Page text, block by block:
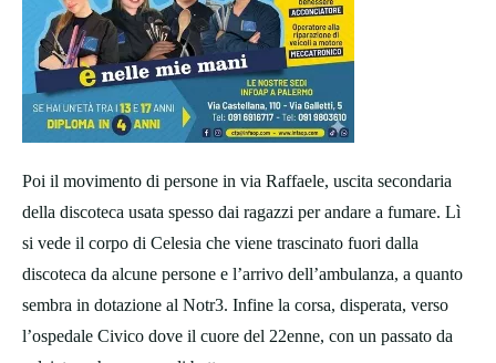
Poi il movimento di persone in via Raffaele, uscita secondaria
della discoteca usata spesso dai ragazzi per andare a fumare. Lì
si vede il corpo di Celesia che viene trascinato fuori dalla
discoteca da alcune persone e l’arrivo dell’ambulanza, a quanto
sembra in dotazione al Notr3. Infine la corsa, disperata, verso
l’ospedale Civico dove il cuore del 22enne, con un passato da